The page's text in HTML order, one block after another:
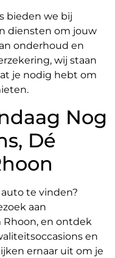
bieden we bij
diensten om jouw
onderhoud en
wij staan
je nodig hebt om
Nog
Dé
te vinden?
aan
Rhoon, en ontdek
en
ernaar uit om je